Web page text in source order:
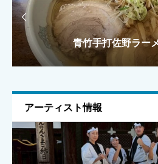
メールアドレス
上に表示された文字を入力してく
ラーメン
手打ちラーメン
青竹手打佐野ラー
ラーメン
手打ちラーメン

アーティスト情報